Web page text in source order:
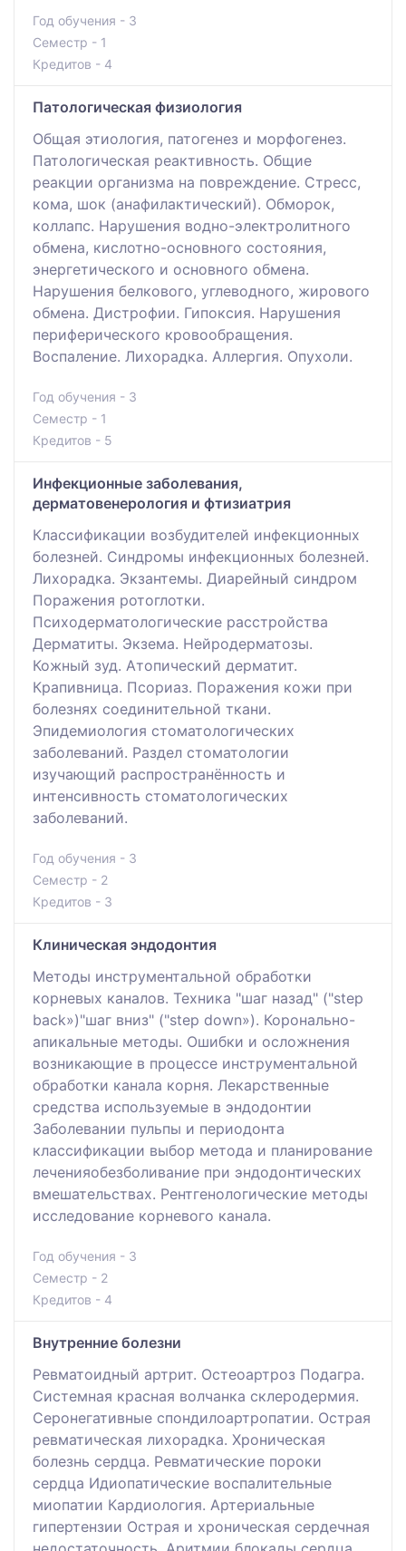
Год обучения - 3
Семестр - 1
Кредитов - 4
Патологическая физиология
Общая этиология, патогенез и морфогенез.
Патологическая реактивность. Общие
реакции организма на повреждение. Стресс,
кома, шок (анафилактический). Обморок,
коллапс. Нарушения водно-электролитного
обмена, кислотно-основного состояния,
энергетического и основного обмена.
Нарушения белкового, углеводного, жирового
обмена. Дистрофии. Гипоксия. Нарушения
периферического кровообращения.
Воспаление. Лихорадка. Аллергия. Опухоли.
Год обучения - 3
Семестр - 1
Кредитов - 5
Инфекционные заболевания,
дерматовенерология и фтизиатрия
Классификации возбудителей инфекционных
болезней. Синдромы инфекционных болезней.
Лихорадка. Экзантемы. Диарейный синдром
Поражения ротоглотки.
Психодерматологические расстройства
Дерматиты. Экзема. Нейродерматозы.
Кожный зуд. Атопический дерматит.
Крапивница. Псориаз. Поражения кожи при
болезнях соединительной ткани.
Эпидемиология стоматологических
заболеваний. Раздел стоматологии
изучающий распространённость и
интенсивность стоматологических
заболеваний.
Год обучения - 3
Семестр - 2
Кредитов - 3
Клиническая эндодонтия
Методы инструментальной обработки
корневых каналов. Техника "шаг назад" ("step
back»)"шаг вниз" ("step down»). Коронально-
апикальные методы. Ошибки и осложнения
возникающие в процессе инструментальной
обработки канала корня. Лекарственные
средства используемые в эндодонтии
Заболевании пульпы и периодонта
классификации выбор метода и планирование
леченияобезболивание при эндодонтических
вмешательствах. Рентгенологические методы
исследование корневого канала.
Год обучения - 3
Семестр - 2
Кредитов - 4
Внутренние болезни
Ревматоидный артрит. Остеоартроз Подагра.
Системная красная волчанка склеродермия.
Серонегативные спондилоартропатии. Острая
ревматическая лихорадка. Хроническая
болезнь сердца. Ревматические пороки
сердца Идиопатические воспалительные
миопатии Кардиология. Артериальные
гипертензии Острая и хроническая сердечная